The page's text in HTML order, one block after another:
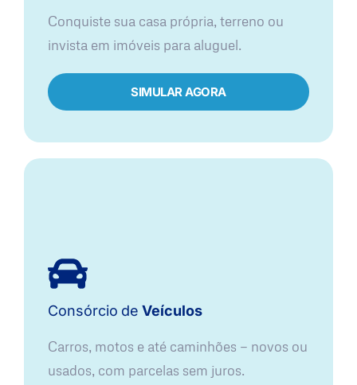
Conquiste sua casa própria, terreno ou
invista em imóveis para aluguel.
SIMULAR AGORA​
Consórcio de Veículos
Carros, motos e até caminhões — novos ou
usados, com parcelas sem juros.